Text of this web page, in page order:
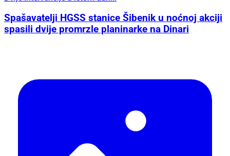
Spašavatelji HGSS stanice Šibenik u noćnoj akciji
spasili dvije promrzle planinarke na Dinari